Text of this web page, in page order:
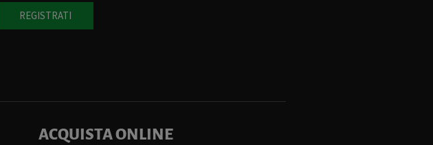
REGISTRATI
ACQUISTA ONLINE